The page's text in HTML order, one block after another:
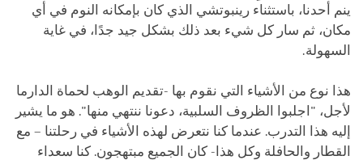
ينم أحدنا، باستثناء رينبوتشي الذي كان بإمكانه النوم في أي
مكان، ثم سار كل شيء بعد ذلك بشكل جيد جدًا، في غاية
السهولة.
هذا نوع من الأشياء التي نقوم بها -تقديم الوهب لحماة الدارما
لأجل، "اجلبوا الظروف السلبية، دعونا ننتهي منها". هو ما يشير
إليه هذا التدرب. عندما كنا نتعرض لهذه الأشياء في رحلتنا – مع
القطار والحافلة وكل هذا- كان الجميع مبتهجون. كنا سعداء